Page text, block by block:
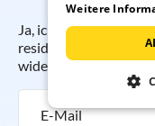
Ja, ich möchte
resido GmbH
widerrufen.
Weitere